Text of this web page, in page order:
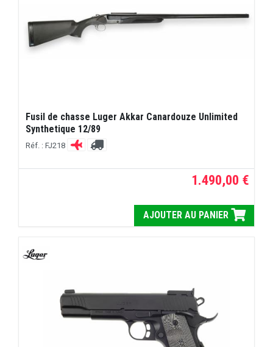
Fusil de chasse Luger Akkar Canardouze Unlimited
Synthetique 12/89
Réf. : FJ218
1.490,00 €
AJOUTER AU PANIER